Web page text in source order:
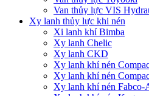
Van thủy lực VIS
Xy lanh thủy lực khi nén
Xi lanh khí Bimba
Xy lanh Chelic
Xy lanh CKD
Xy lanh khí nén
Xy lanh khí nén
Xy lanh khí nén Fabco-